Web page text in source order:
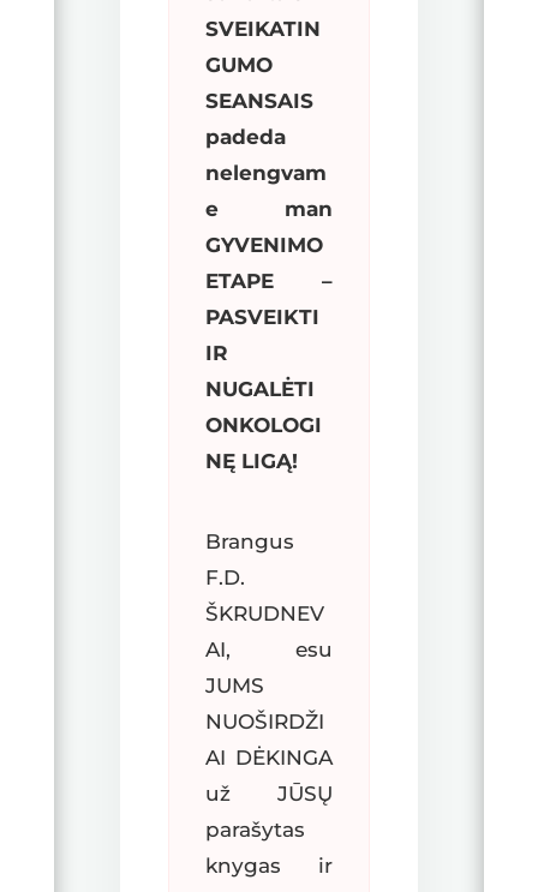
SVEIKATIN
GUMO
SEANSAIS
padeda
nelengvam
e man
GYVENIMO
ETAPE –
PASVEIKTI
IR
NUGALĖTI
ONKOLOGI
NĘ LIGĄ!
Brangus
F.D.
ŠKRUDNEV
AI, esu
JUMS
NUOŠIRDŽI
AI DĖKINGA
už JŪSŲ
parašytas
knygas ir